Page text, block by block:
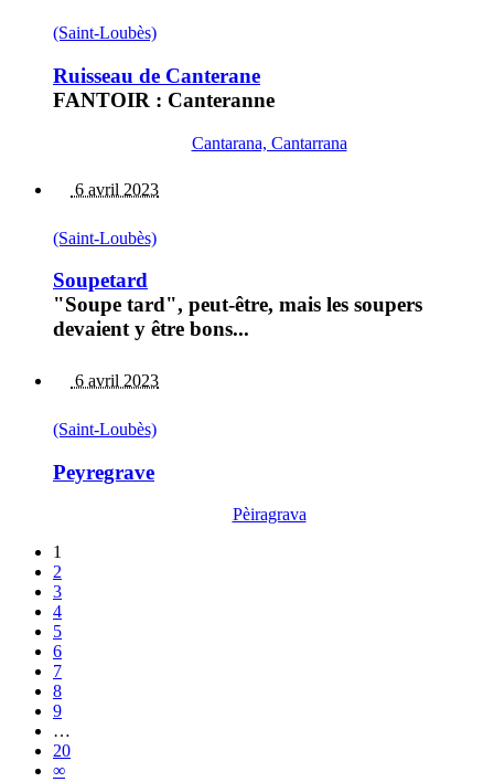
(Saint-Loubès)
Ruisseau de Canterane
FANTOIR : Canteranne
Cantarana, Cantarrana
6 avril 2023
(Saint-Loubès)
Soupetard
"Soupe tard", peut-être, mais les soupers
devaient y être bons...
6 avril 2023
(Saint-Loubès)
Peyregrave
Pèiragrava
1
2
3
4
5
6
7
8
9
…
20
∞